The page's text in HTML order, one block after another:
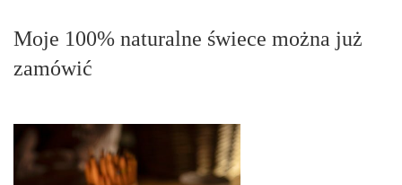
Moje 100% naturalne świece można już
zamówić